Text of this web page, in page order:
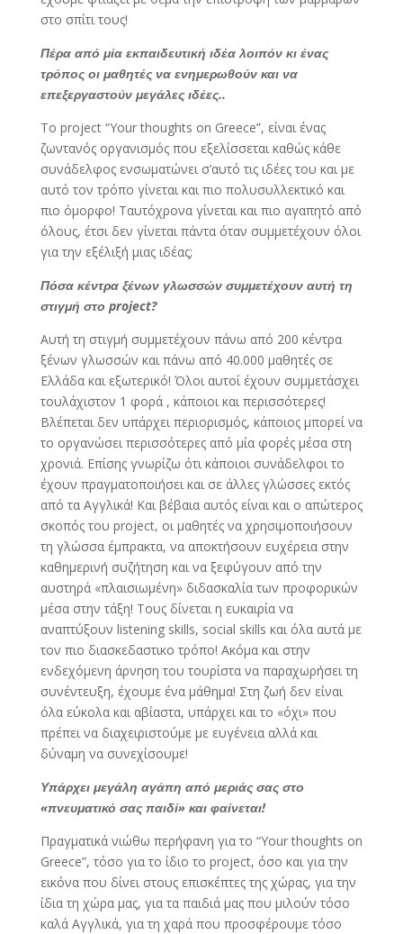
στο σπίτι τους!
Πέρα από μία εκπαιδευτική ιδέα λοιπόν κι ένας
τρόπος οι μαθητές να ενημερωθούν και να
επεξεργαστούν μεγάλες ιδέες..
Το project “Your thoughts on Greece”, είναι ένας
ζωντανός οργανισμός που εξελίσσεται καθώς κάθε
συνάδελφος ενσωματώνει σ’αυτό τις ιδέες του και με
αυτό τον τρόπο γίνεται και πιο πολυσυλλεκτικό και
πιο όμορφο! Ταυτόχρονα γίνεται και πιο αγαπητό από
όλους, έτσι δεν γίνεται πάντα όταν συμμετέχουν όλοι
για την εξέλιξή μιας ιδέας;
Πόσα κέντρα ξένων γλωσσών συμμετέχουν αυτή τη
στιγμή στο project?
Αυτή τη στιγμή συμμετέχουν πάνω από 200 κέντρα
ξένων γλωσσών και πάνω από 40.000 μαθητές σε
Ελλάδα και εξωτερικό! Όλοι αυτοί έχουν συμμετάσχει
τουλάχιστον 1 φορά , κάποιοι και περισσότερες!
Βλέπεται δεν υπάρχει περιορισμός, κάποιος μπορεί να
το οργανώσει περισσότερες από μία φορές μέσα στη
χρονιά. Επίσης γνωρίζω ότι κάποιοι συνάδελφοι το
έχουν πραγματοποιήσει και σε άλλες γλώσσες εκτός
από τα Αγγλικά! Και βέβαια αυτός είναι και ο απώτερος
σκοπός του project, οι μαθητές να χρησιμοποιήσουν
τη γλώσσα έμπρακτα, να αποκτήσουν ευχέρεια στην
καθημερινή συζήτηση και να ξεφύγουν από την
αυστηρά «πλαισιωμένη» διδασκαλία των προφορικών
μέσα στην τάξη! Τους δίνεται η ευκαιρία να
αναπτύξουν listening skills, social skills και όλα αυτά με
τον πιο διασκεδαστικο τρόπο! Ακόμα και στην
ενδεχόμενη άρνηση του τουρίστα να παραχωρήσει τη
συνέντευξη, έχουμε ένα μάθημα! Στη ζωή δεν είναι
όλα εύκολα και αβίαστα, υπάρχει και το «όχι» που
πρέπει να διαχειριστούμε με ευγένεια αλλά και
δύναμη να συνεχίσουμε!
Υπάρχει μεγάλη αγάπη από μεριάς σας στο
«πνευματικό σας παιδί» και φαίνεται!
Πραγματικά νιώθω περήφανη για το “Your thoughts on
Greece”, τόσο για το ίδιο το project, όσο και για την
εικόνα που δίνει στους επισκέπτες της χώρας, για την
ίδια τη χώρα μας, για τα παιδιά μας που μιλούν τόσο
καλά Αγγλικά, για τη χαρά που προσφέρουμε τόσο